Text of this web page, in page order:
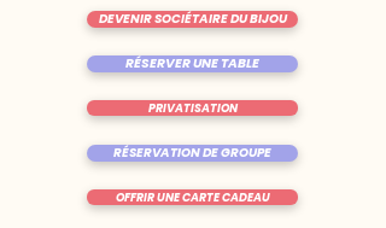
RÉSERVER UNE TABLE
OFFRIR UNE CARTE CADEAU
DEVENIR SOCIÉTAIRE DU BIJOU
RÉSERVATION DE GROUPE
PRIVATISATION